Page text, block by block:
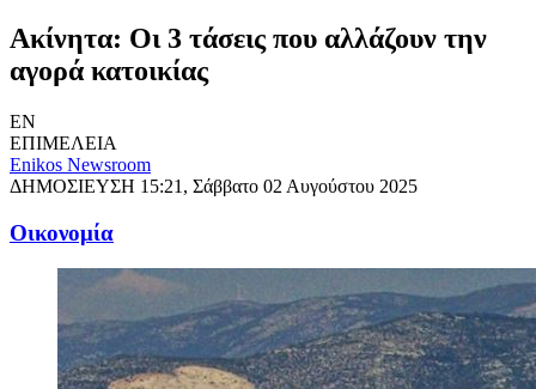
Ακίνητα: Οι 3 τάσεις που αλλάζουν την
αγορά κατοικίας
EN
ΕΠΙΜΕΛΕΙΑ
Enikos Newsroom
ΔΗΜΟΣΙΕΥΣΗ 15:21, Σάββατο 02 Αυγούστου 2025
Oικονομία